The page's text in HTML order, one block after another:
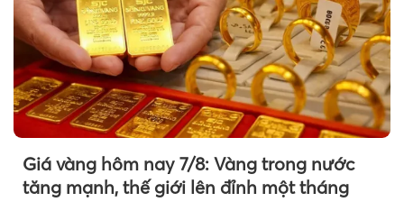
Giá vàng hôm nay 7/8: Vàng trong nước
tăng mạnh, thế giới lên đỉnh một tháng